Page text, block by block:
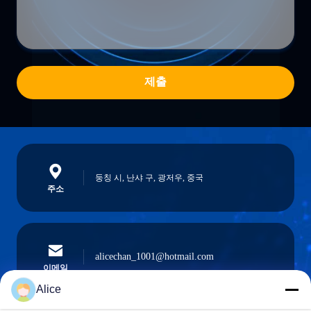
제출
주소
둥칭 시, 난샤 구, 광저우, 중국
이메일
alicechan_1001@hotmail.com
Alice